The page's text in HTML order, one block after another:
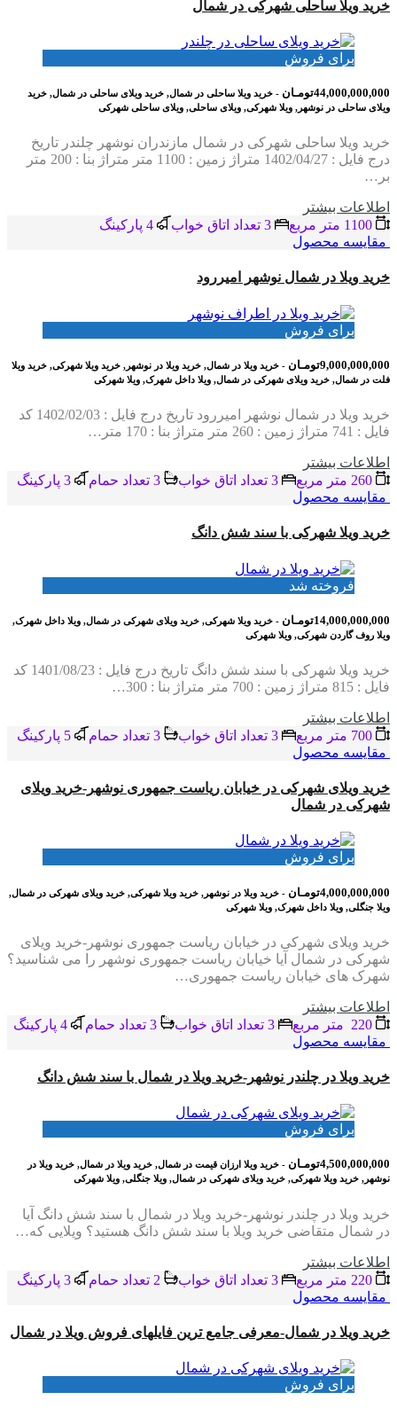
خرید ویلا ساحلی شهرکی در شمال
برای فروش
44,000,000,000تومـان
- خرید ویلا ساحلی در شمال, خرید ویلای ساحلی در شمال, خرید
ویلای ساحلی در نوشهر, ویلا شهرکی, ویلای ساحلی, ویلای ساحلی شهرکی
خرید ویلا ساحلی شهرکی در شمال مازندران نوشهر چلندر تاریخ
درج فایل : 1402/04/27 متراژ زمین : 1100 متر متراژ بنا : 200 متر
بر…
اطلاعات بيشتر
مقایسه محصول
خرید ویلا در شمال نوشهر امیررود
برای فروش
9,000,000,000تومـان
- خرید ویلا در شمال, خرید ویلا در نوشهر, خرید ویلا شهرکی, خرید ویلا
فلت در شمال, خرید ویلای شهرکی در شمال, ویلا داخل شهرک, ویلا شهرکی
خرید ویلا در شمال نوشهر امیررود تاریخ درج فایل : 1402/02/03 کد
فایل : 741 متراژ زمین : 260 متر متراژ بنا : 170 متر…
اطلاعات بيشتر
مقایسه محصول
خرید ویلا شهرکی با سند شش دانگ
فروخته شد
14,000,000,000تومـان
- خرید ویلا شهرکی, خرید ویلای شهرکی در شمال, ویلا داخل شهرک,
ویلا روف گاردن شهرکی, ویلا شهرکی
خرید ویلا شهرکی با سند شش دانگ تاریخ درج فایل : 1401/08/23 کد
فایل : 815 متراژ زمین : 700 متر متراژ بنا : 300…
اطلاعات بيشتر
مقایسه محصول
خرید ویلای شهرکی در خیابان ریاست جمهوری نوشهر-خرید ویلای
شهرکی در شمال
برای فروش
4,000,000,000تومـان
- خرید ویلا در نوشهر, خرید ویلا شهرکی, خرید ویلای شهرکی در شمال,
ویلا جنگلی, ویلا داخل شهرک, ویلا شهرکی
خرید ویلای شهرکی در خیابان ریاست جمهوری نوشهر-خرید ویلای
شهرکی در شمال آیا خیابان ریاست جمهوری نوشهر را می شناسید؟
شهرک های خیابان ریاست جمهوری…
اطلاعات بيشتر
مقایسه محصول
خرید ویلا در چلندر نوشهر-خرید ویلا در شمال با سند شش دانگ
برای فروش
4,500,000,000تومـان
- خرید ویلا ارزان قیمت در شمال, خرید ویلا در شمال, خرید ویلا در
نوشهر, خرید ویلا شهرکی, خرید ویلای شهرکی در شمال, ویلا جنگلی, ویلا شهرکی
خرید ویلا در چلندر نوشهر-خرید ویلا در شمال با سند شش دانگ آیا
در شمال متقاضی خرید ویلا با سند شش دانگ هستید؟ ویلایی که…
اطلاعات بيشتر
مقایسه محصول
خرید ویلا در شمال-معرفی جامع ترین فایلهای فروش ویلا در شمال
برای فروش